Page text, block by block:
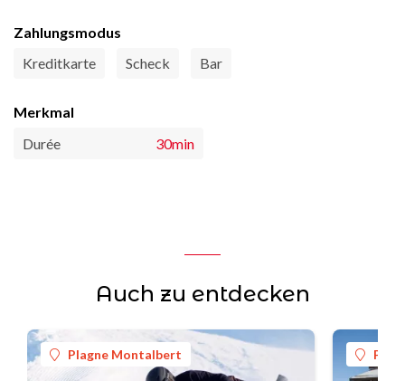
Zahlungsmodus
Kreditkarte
Scheck Bar
Merkmal
Durée
30min
Auch zu entdecken
Plagne Montalbert